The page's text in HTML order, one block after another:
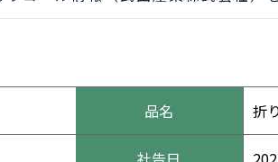
品名 折